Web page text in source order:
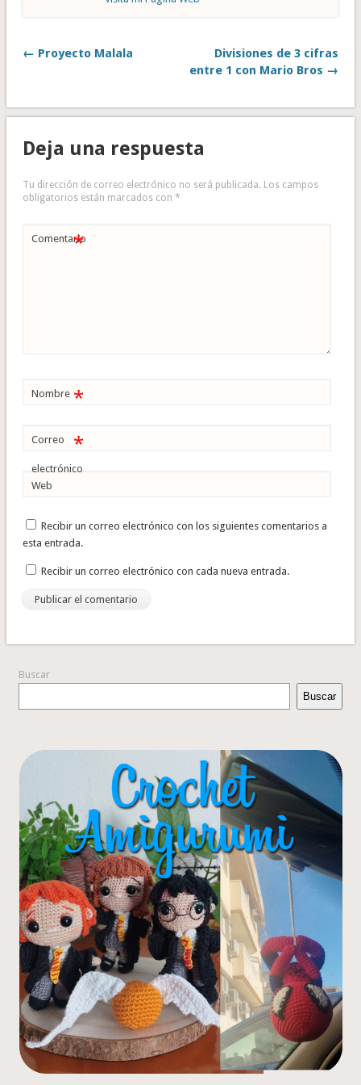
← Proyecto Malala
Divisiones de 3 cifras
entre 1 con Mario Bros →
Deja una respuesta
Tu dirección de correo electrónico no será publicada. Los campos
obligatorios están marcados con *
Comentario
*
Nombre *
Correo
electrónico
*
Web
Recibir un correo electrónico con los siguientes comentarios a
esta entrada.
Recibir un correo electrónico con cada nueva entrada.
Buscar
Buscar